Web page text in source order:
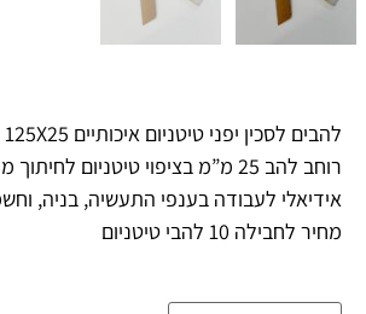
להבים לסכין יפני טיטניום איכותיים 125X25 מ”מ רב שימושיים
רוחב להב 25 מ”מ בציפוי טיטניום לחיתוך ממושך
אידיאלי לעבודה בענפי התעשיה, בניה,
מחיר לחבילה 10 להבי טיטניום